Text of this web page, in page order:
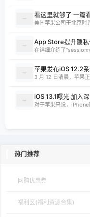
看这里就够了 一篇
美国苹果公司于北京时
App Store提升隐私
在详细介绍了
苹果发布iOS 12.2
3 月 12 日清晨，苹果
iOS 13.1曝光 加入
对于苹果来说，
热门推荐
网购优惠券
福利区(福利资源合集)